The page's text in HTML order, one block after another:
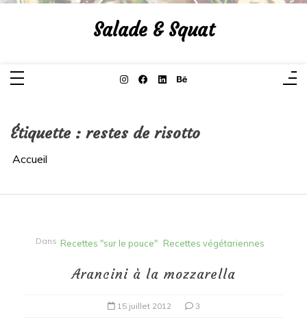
Aller
Salade & Squat
Étiquette : restes de risotto
Accueil
Dans Recettes "sur le pouce" Recettes végétariennes
Arancini à la mozzarella
15 juillet 2012 3